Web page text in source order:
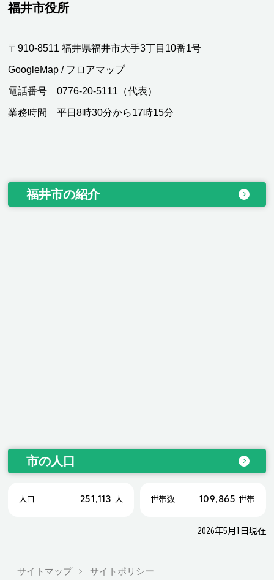
福井市役所
〒910-8511 福井県福井市大手3丁目10番1号
GoogleMap / フロアマップ
電話番号 0776-20-5111（代表）
業務時間 平日8時30分から17時15分
福井市の紹介
市の人口
人口 251,113 人 世帯数 109,865 世帯
2026年5月1日現在
サイトマップ サイトポリシー